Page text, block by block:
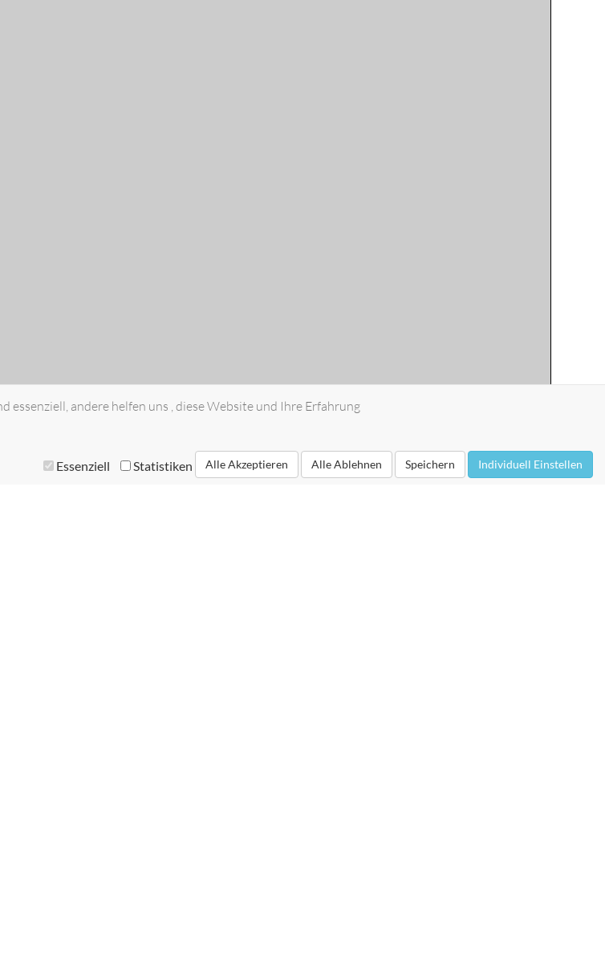
essenziell, andere helfen uns , diese Website und Ihre Erfahrung
Essenziell Statistiken Alle Akzeptieren Alle Ablehnen Speichern Individuell Einstellen